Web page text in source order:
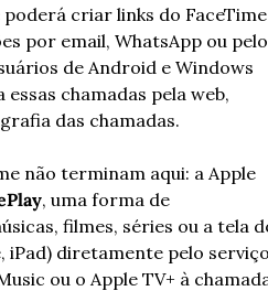
criar links do
por email, WhatsApp ou pelo
de Android e Windows
chamadas pela web,
das chamadas.
não terminam aqui: a Apple
, uma forma de
filmes, séries ou a tela
iPad) diretamente pelo
ou o Apple TV+ à